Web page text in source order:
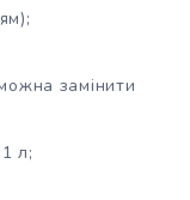
замінити
л;